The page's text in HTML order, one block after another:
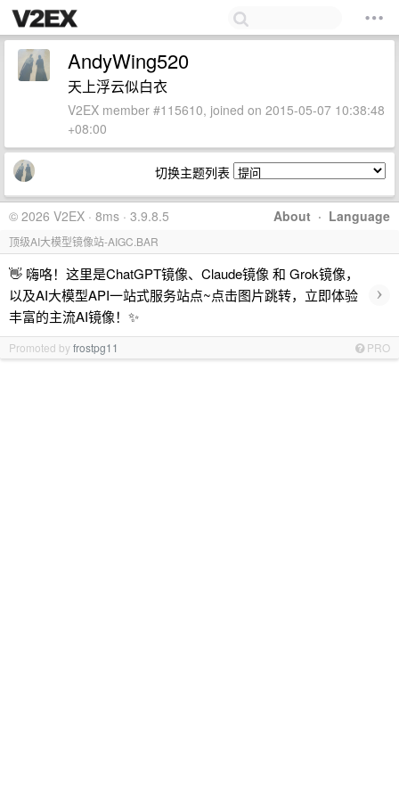
AndyWing520
天上浮云似白衣
V2EX member #115610, joined on 2015-05-07 10:38:48
+08:00
切换主题列表
About · Language
© 2026 V2EX · 8ms · 3.9.8.5
顶级AI大模型镜像站-AIGC.BAR
👋 嗨咯！这里是ChatGPT镜像、Claude镜像 和 Grok镜像，
以及AI大模型API一站式服务站点~点击图片跳转，立即体验
丰富的主流AI镜像！✨
›
Promoted byfrostpg11 PRO